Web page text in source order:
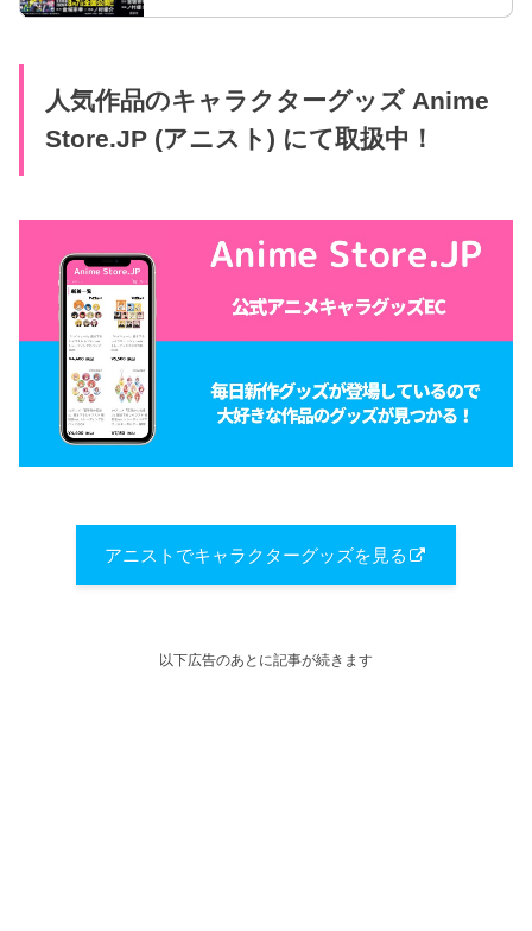
人気作品のキャラクターグッズ Anime
Store.JP (アニスト) にて取扱中！
アニストでキャラクターグッズを見る
以下広告のあとに記事が続きます